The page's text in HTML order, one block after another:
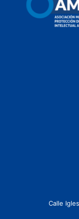
Calle